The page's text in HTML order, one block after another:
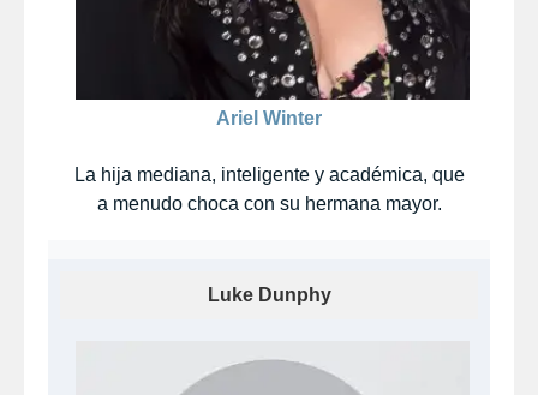
Ariel Winter
La hija mediana, inteligente y académica, que
a menudo choca con su hermana mayor.
Luke Dunphy